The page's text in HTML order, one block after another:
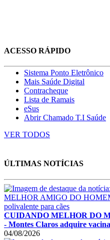
ACESSO RÁPIDO
Sistema Ponto Eletrônico
Mais Saúde Digital
Contracheque
Lista de Ramais
eSus
Abrir Chamado T.I Saúde
VER TODOS
ÚLTIMAS NOTÍCIAS
CUIDANDO MELHOR DO
- Montes Claros adquire
04/08/2026